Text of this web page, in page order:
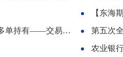
”策略的开平仓）2023.08.23
【东海期
第五次
农业银